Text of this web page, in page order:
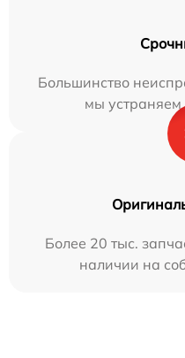
Большинство
мы устраняем
Более 20 тыс.
наличии на